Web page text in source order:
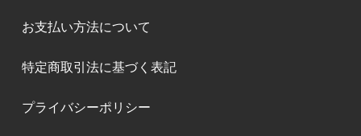
お支払い方法について
特定商取引法に基づく表記
プライバシーポリシー